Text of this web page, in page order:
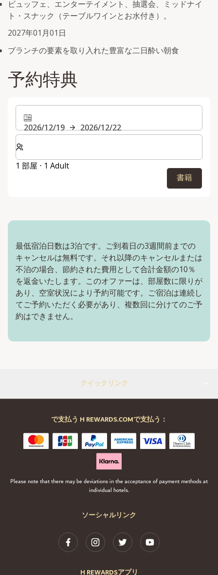
ビュッフェ、エンターテイメント、抽選会、ミッドナイ
ト・スナック（テーブルワインとお水付き）。
2027年01月01日
ブランチの要素を取り入れた豊富な二日酔い朝食
予約特典
2026/12/19
2026/12/22
客室数と宿泊人数をお選びください。
1 部屋 ⋅ 1 Adult
書籍
最低宿泊日数は3泊です。ご到着日の3週間前までの
キャンセルは無料です。それ以降のキャンセルまたは
不泊の場合、節約された費用として合計金額の10％
を返金いたします。このオファーは、部屋数に限りが
あり、空室状況により予約可能です。ご宿泊は連続し
てご予約いただく必要があり、複数回に分けてのご予
約はできません。
クイックリンク
ソーシャルリンク
H REWARDSアプリ
で支払う H REWARDS.COMで支払う：
Please note that there may be deviations in the acceptance of payment methods at
individual hotels.